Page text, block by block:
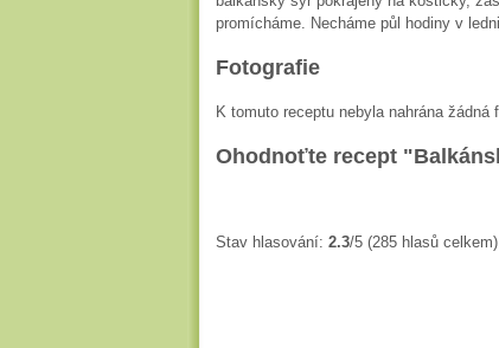
promícháme. Necháme půl hodiny v
Fotografie
K tomuto receptu nebyla nahrána žádná
Ohodnoťte recept
Stav hlasování: 2.3/5 (285 hlasů celkem)